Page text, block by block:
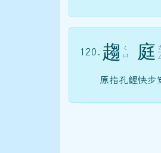
120. 趨
ㄑ
ㄩ
庭 ㄥ
原指孔鯉快步